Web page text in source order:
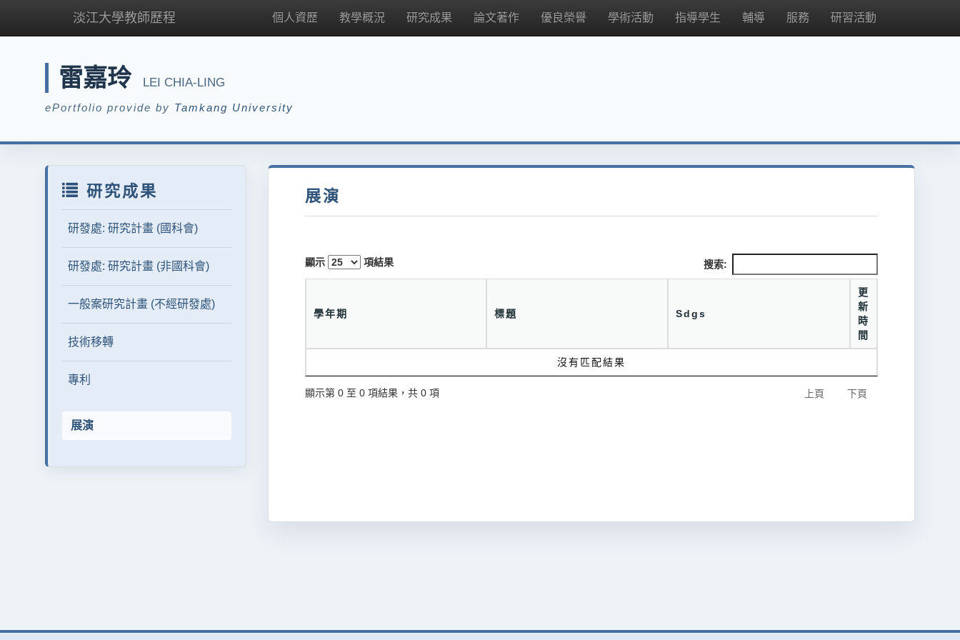
淡江大學教師歷程 個人資歷 教學概況 研究成果 論文著作 優良榮譽 學術活動 指導學生 輔導 服務 研習活動
雷嘉玲 LEI CHIA-LING
ePortfolio provide by Tamkang University
研究成果
研發處: 研究計畫 (國科會)
研發處: 研究計畫 (非國科會)
一般案研究計畫 (不經研發處)
技術移轉
專利
展演
展演
顯示 項結果 搜索:
學年期 標題 Sdgs
更
新
時
間
沒有匹配結果
顯示第 0 至 0 項結果，共 0 項 上頁 下頁